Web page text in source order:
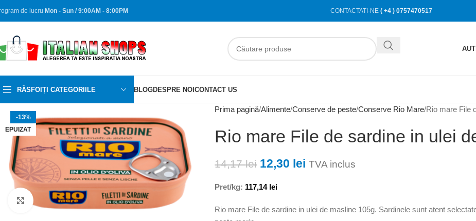
de lucru Mon - Sun / 9:00AM - 8:00PM CONTACTATI-NE ( +4 ) 0757470517
RĂSFOIȚI CATEGORIILE BLOGDESPRE NOICONTACT US
-13%
EPUIZAT
Faceți clic pentru a mări
Prima pagină Alimente Conserve de peste Conserve Rio Mare Rio mare File
Rio mare File de sardine in ulei
14,17lei 12,30 lei TVA inclus
Pret/kg: 117,14 lei
Rio mare File de sardine in ulei de masline 105g. Sardinele sunt atent